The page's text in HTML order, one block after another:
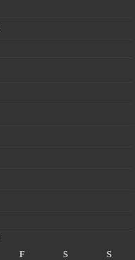
F S S